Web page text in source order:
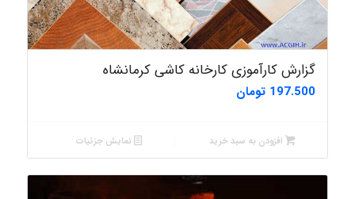
گزارش کارآموزی کارخانه کاشی کرمانشاه
197.500 تومان
افزودن به سبد خرید نمایش جزئیات